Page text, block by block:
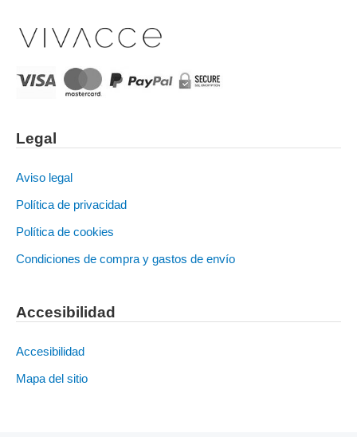
Legal
Aviso legal
Política de privacidad
Política de cookies
Condiciones de compra y gastos de envío
Accesibilidad
Accesibilidad
Mapa del sitio